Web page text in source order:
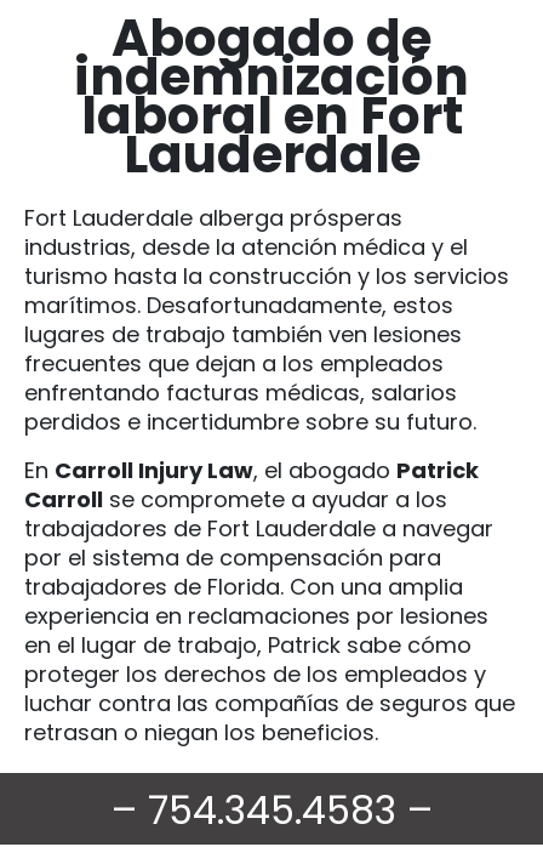
Abogado de
indemnización
laboral en Fort
Lauderdale
Fort Lauderdale alberga prósperas
industrias, desde la atención médica y el
turismo hasta la construcción y los servicios
marítimos. Desafortunadamente, estos
lugares de trabajo también ven lesiones
frecuentes que dejan a los empleados
enfrentando facturas médicas, salarios
perdidos e incertidumbre sobre su futuro.
En Carroll Injury Law, el abogado Patrick
Carroll se compromete a ayudar a los
trabajadores de Fort Lauderdale a navegar
por el sistema de compensación para
trabajadores de Florida. Con una amplia
experiencia en reclamaciones por lesiones
en el lugar de trabajo, Patrick sabe cómo
proteger los derechos de los empleados y
luchar contra las compañías de seguros que
retrasan o niegan los beneficios.
– 754.345.4583 –